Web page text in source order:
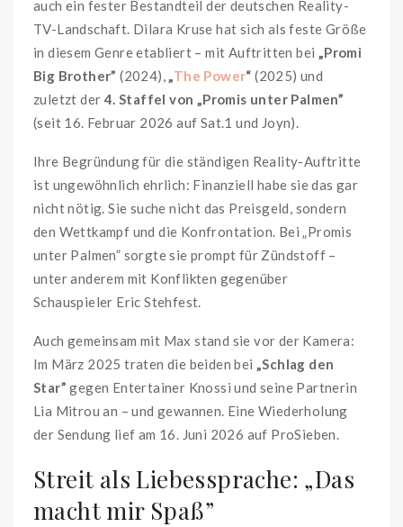
auch ein fester Bestandteil der deutschen Reality-
TV-Landschaft. Dilara Kruse hat sich als feste Größe
in diesem Genre etabliert – mit Auftritten bei „Promi
Big Brother” (2024),„The Power“ (2025) und
zuletzt der4. Staffel von „Promis unter Palmen”
(seit 16. Februar 2026 auf Sat.1 und Joyn).
Ihre Begründung für die ständigen Reality-Auftritte
ist ungewöhnlich ehrlich: Finanziell habe sie das gar
nicht nötig. Sie suche nicht das Preisgeld, sondern
den Wettkampf und die Konfrontation. Bei „Promis
unter Palmen” sorgte sie prompt für Zündstoff –
unter anderem mit Konflikten gegenüber
Schauspieler Eric Stehfest.
Auch gemeinsam mit Max stand sie vor der Kamera:
Im März 2025 traten die beiden bei „Schlag den
Star” gegen Entertainer Knossi und seine Partnerin
Lia Mitrou an – und gewannen. Eine Wiederholung
der Sendung lief am 16. Juni 2026 auf ProSieben.
Streit als Liebessprache: „Das
macht mir Spaß”